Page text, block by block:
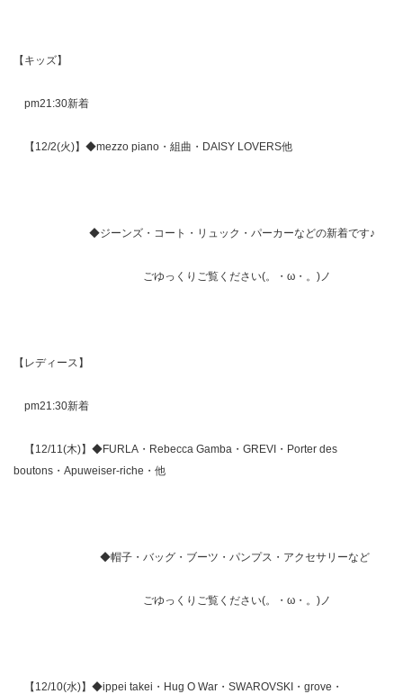
【キッズ】
pm21:30新着
【12/2(火)】◆mezzo piano・組曲・DAISY LOVERS他
◆ジーンズ・コート・リュック・パーカーなどの新着です♪
ごゆっくりご覧ください(。・ω・。)ノ
【レディース】
pm21:30新着
【12/11(木)】◆FURLA・Rebecca Gamba・GREVI・Porter des
boutons・Apuweiser-riche・他
◆帽子・バッグ・ブーツ・パンプス・アクセサリーなど
ごゆっくりご覧ください(。・ω・。)ノ
【12/10(水)】◆ippei takei・Hug O War・SWAROVSKI・grove・